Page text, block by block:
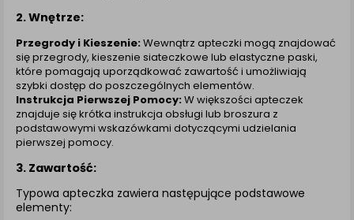
2. Wnętrze:
Przegrody i Kieszenie: Wewnątrz apteczki mogą znajdować
się przegrody, kieszenie siateczkowe lub elastyczne paski,
które pomagają uporządkować zawartość i umożliwiają
szybki dostęp do poszczególnych elementów.
Instrukcja Pierwszej Pomocy: W większości apteczek
znajduje się krótka instrukcja obsługi lub broszura z
podstawowymi wskazówkami dotyczącymi udzielania
pierwszej pomocy.
3. Zawartość:
Typowa apteczka zawiera następujące podstawowe
elementy: